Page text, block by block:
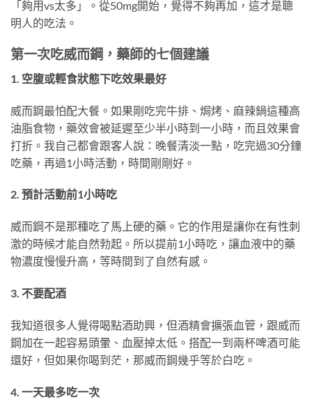
「夠用vs太多」。從50mg開始，覺得不夠再加，這才是聰
明人的吃法。
第一次吃威而鋼，藥師的七個建議
1. 空腹或輕食狀態下吃效果最好
威而鋼最怕配大餐。如果剛吃完牛排、焗烤、麻辣鍋這種高
油脂食物，藥效會被延遲至少半小時到一小時，而且效果會
打折。我自己都會跟客人說：晚餐清淡一點，吃完過30分鐘
吃藥，再過1小時活動，時間剛剛好。
2. 預計活動前1小時吃
威而鋼不是那種吃了馬上硬的藥。它的作用是讓你在有性刺
激的時候才能自然勃起。所以提前1小時吃，讓血液中的藥
物濃度慢慢升高，等時間到了自然有感。
3. 不要配酒
我知道很多人覺得喝點酒助興，但酒精會擴張血管，跟威而
鋼加在一起容易頭暈、血壓掉太低。搭配一到兩杯啤酒可能
還好，但如果你喝到茫，那威而鋼幾乎等於白吃。
4. 一天最多吃一次